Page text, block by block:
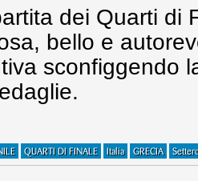
dei Quarti di
bello e
sconfiggendo
QUARTI DI FINALE Italia GRECIA